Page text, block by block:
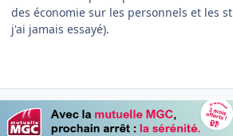
des économie sur les personnels et les
j'ai jamais essayé).